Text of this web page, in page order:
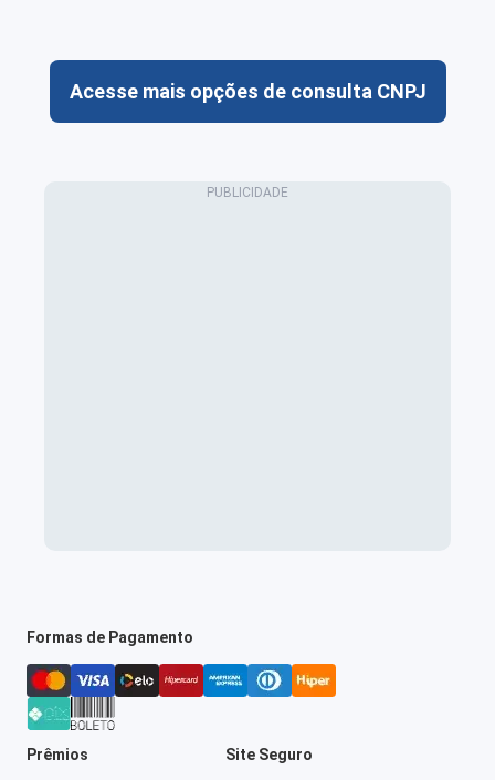
Acesse mais opções de consulta CNPJ
Formas de Pagamento
Prêmios Site Seguro